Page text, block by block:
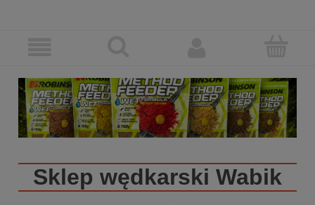
Sklep wędkarski Wabik